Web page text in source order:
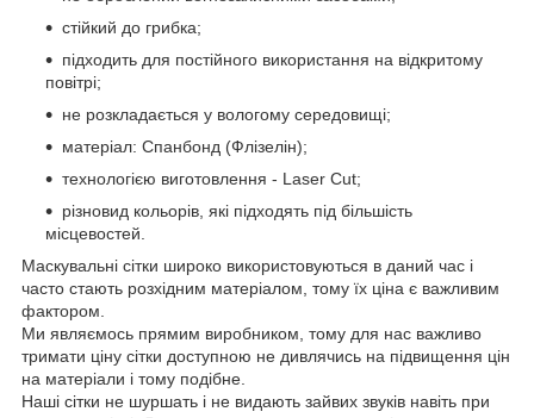
стійкий до грибка;
підходить для постійного використання на відкритому
повітрі;
не розкладається у вологому середовищі;
матеріал: Спанбонд (Флізелін);
технологією виготовлення - Laser Cut;
різновид кольорів, які підходять під більшість
місцевостей.
Маскувальні сітки широко використовуються в даний час і
часто стають розхідним матеріалом, тому їх ціна є важливим
фактором.
Ми являємось прямим виробником, тому для нас важливо
тримати ціну сітки доступною не дивлячись на підвищення цін
на матеріали і тому подібне.
Наші сітки не шуршать і не видають зайвих звуків навіть при